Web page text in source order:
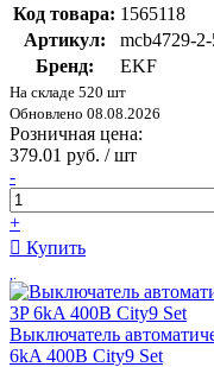
Код товара: 1565118
Артикул:
mcb4729-
Бренд:
EKF
На складе 520 шт
Обновлено 08.08.2026
Розничная цена:
379.01 руб. / шт
-
+
Купить
Выключатель
6kA 400В City9 Set